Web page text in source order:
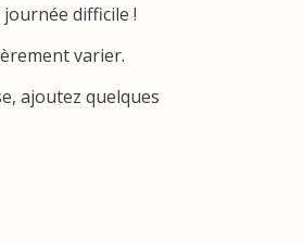
difficile !
varier.
ajoutez quelques